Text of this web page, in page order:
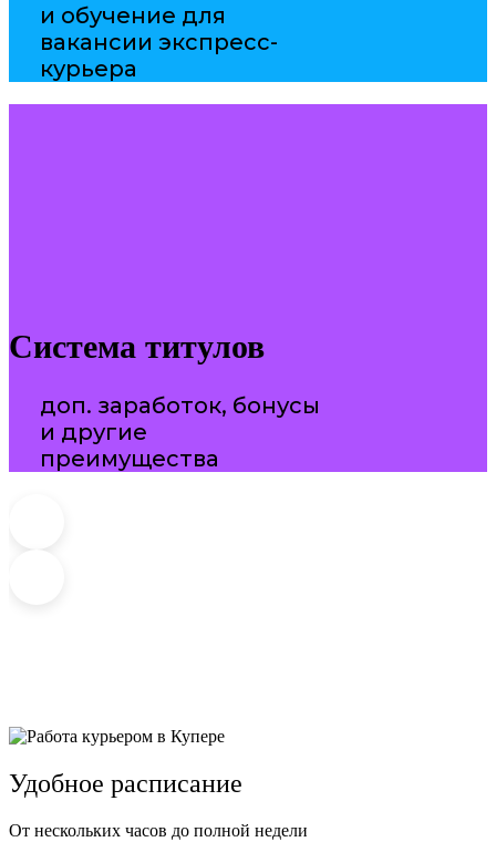
и обучение для
вакансии экспресс-
курьера
Система титулов
доп. заработок, бонусы
и другие
преимущества
Удобное расписание
От нескольких часов до полной недели